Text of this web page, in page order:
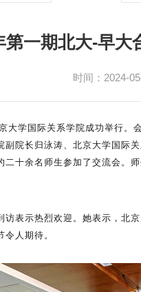
第一期北大-早大
时间：2024-
学国际关系学院成功举行。
院长归泳涛、北京大学国际
十余名师生参加了交流会
表示热烈欢迎。她表示，
人期待。